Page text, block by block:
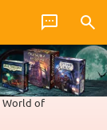
World of